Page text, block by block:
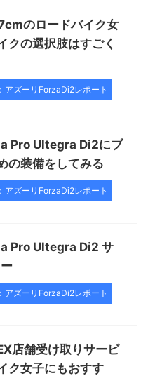
のロードバイク女
クの選択肢はすごく
アズーリForzaDi2レポート
Pro Ultegra Di2にブ
の装備をしてみる
アズーリForzaDi2レポート
Pro Ultegra Di2 サ
アズーリForzaDi2レポート
店舗受け取りサービ
ク女子にもおすす